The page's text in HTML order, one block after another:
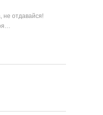
отдавайся!